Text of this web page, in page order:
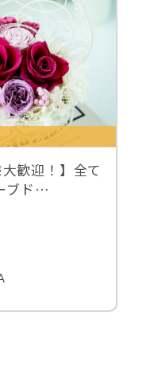
歓迎！】全て
ブド…